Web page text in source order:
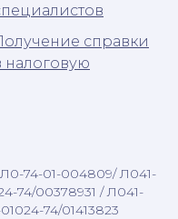
справки
налоговую
74-01-004809/ Л041-
74/00378931 / Л041-
74/01413823